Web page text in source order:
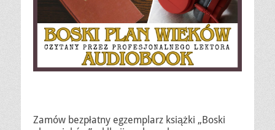
Zamów bezpłatny egzemplarz książki „Boski